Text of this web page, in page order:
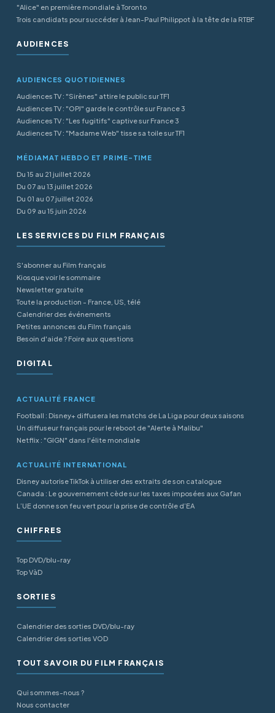
"Alice" en première mondiale à Toronto
Trois candidats pour succéder à Jean-Paul Philippot à la tête de la RTBF
AUDIENCES
AUDIENCES QUOTIDIENNES
Audiences TV : "Sirènes" attire le public sur TF1
Audiences TV : "OPJ" garde le contrôle sur France 3
Audiences TV : "Les fugitifs" captive sur France 3
Audiences TV : "Madame Web" tisse sa toile sur TF1
MÉDIAMAT HEBDO ET PRIME-TIME
Du 15 au 21 juillet 2026
Du 07 au 13 juillet 2026
Du 01 au 07 juillet 2026
Du 09 au 15 juin 2026
LES SERVICES DU FILM FRANÇAIS
S'abonner au Film français
Kiosque voir le sommaire
Newsletter gratuite
Toute la production - France, US, télé
Calendrier des événements
Petites annonces du Film français
Besoin d'aide ? Foire aux questions
DIGITAL
ACTUALITÉ FRANCE
Football : Disney+ diffusera les matchs de La Liga pour deux saisons
Un diffuseur français pour le reboot de "Alerte à Malibu"
Netflix : "GIGN" dans l'élite mondiale
ACTUALITÉ INTERNATIONAL
Disney autorise TikTok à utiliser des extraits de son catalogue
Canada : Le gouvernement cède sur les taxes imposées aux Gafan
L’UE donne son feu vert pour la prise de contrôle d’EA
CHIFFRES
Top DVD/blu-ray
Top VàD
SORTIES
Calendrier des sorties DVD/blu-ray
Calendrier des sorties VOD
TOUT SAVOIR DU FILM FRANÇAIS
Qui sommes-nous ?
Nous contacter